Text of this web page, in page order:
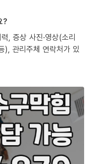
?
, 증상 사진·영상(소리
), 관리주체 연락처가 있